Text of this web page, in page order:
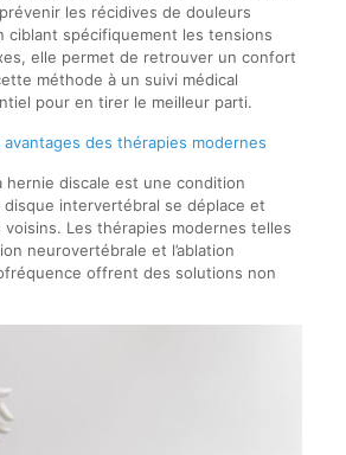
les récidives de douleurs
ciblant spécifiquement les tensions
elle permet de retrouver un confort
méthode à un suivi médical
pour en tirer le meilleur parti.
des thérapies modernes
hernie discale est une condition
intervertébral se déplace et
Les thérapies modernes telles
neurovertébrale et l’ablation
offrent des solutions non